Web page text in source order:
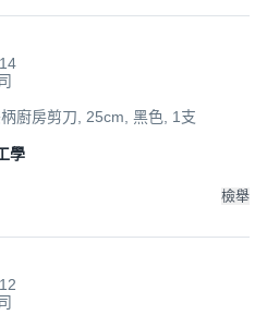
廚房剪刀, 25cm, 黑色, 1支
學
檢舉